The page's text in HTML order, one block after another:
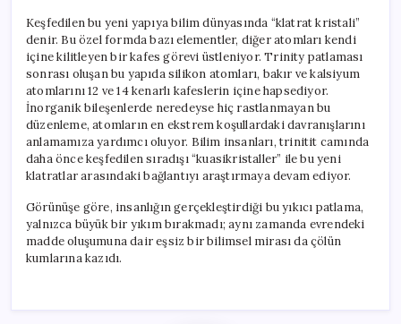
Keşfedilen bu yeni yapıya bilim dünyasında “klatrat kristali”
denir. Bu özel formda bazı elementler, diğer atomları kendi
içine kilitleyen bir kafes görevi üstleniyor. Trinity patlaması
sonrası oluşan bu yapıda silikon atomları, bakır ve kalsiyum
atomlarını 12 ve 14 kenarlı kafeslerin içine hapsediyor.
İnorganik bileşenlerde neredeyse hiç rastlanmayan bu
düzenleme, atomların en ekstrem koşullardaki davranışlarını
anlamamıza yardımcı oluyor. Bilim insanları, trinitit camında
daha önce keşfedilen sıradışı “kuasikristaller” ile bu yeni
klatratlar arasındaki bağlantıyı araştırmaya devam ediyor.
Görünüşe göre, insanlığın gerçekleştirdiği bu yıkıcı patlama,
yalnızca büyük bir yıkım bırakmadı; aynı zamanda evrendeki
madde oluşumuna dair eşsiz bir bilimsel mirası da çölün
kumlarına kazıdı.